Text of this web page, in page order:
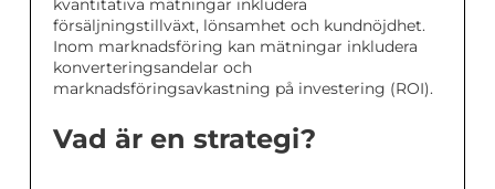
kvantitativa mätningar inkludera
försäljningstillväxt, lönsamhet och kundnöjdhet.
Inom marknadsföring kan mätningar inkludera
konverteringsandelar och
marknadsföringsavkastning på investering (ROI).
Vad är en strategi?